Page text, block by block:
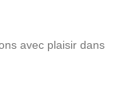
avec plaisir dans